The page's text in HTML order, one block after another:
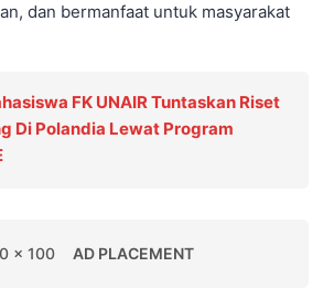
dan bermanfaat untuk masyarakat
FK UNAIR Tuntaskan Riset
Di Polandia Lewat Program
x 100 AD PLACEMENT